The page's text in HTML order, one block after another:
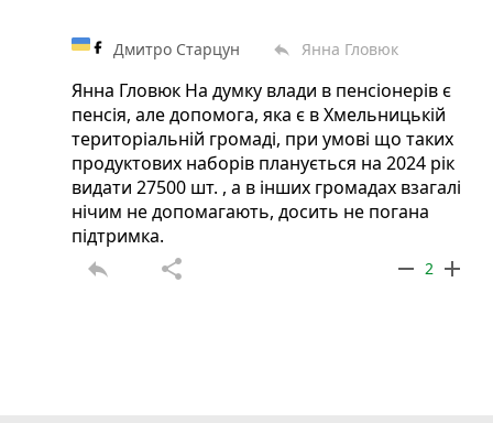
Дмитро Старцун reply Янна Гловюк
Янна Гловюк На думку влади в пенсіонерів є
пенсія, але допомога, яка є в Хмельницькій
територіальній громаді, при умові що таких
продуктових наборів планується на 2024 рік
видати 27500 шт. , а в інших громадах взагалі
нічим не допомагають, досить не погана
підтримка.
reply share remove 2 add